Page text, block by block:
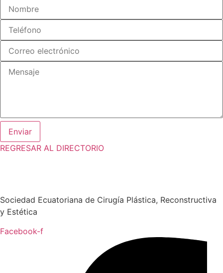
Enviar
REGRESAR AL DIRECTORIO
Sociedad Ecuatoriana de Cirugía Plástica, Reconstructiva
y Estética
Facebook-f